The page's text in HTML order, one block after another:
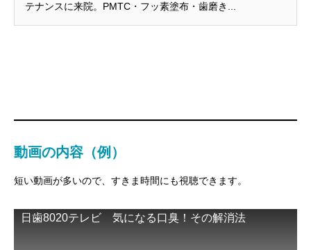
テナンスに来院。PMTC・フッ素塗布・歯磨き...
動画の内容（例）
短い動画が多いので、すきま時間にも視聴できます。
日歯8020テレビ 気になる口臭！その解消法